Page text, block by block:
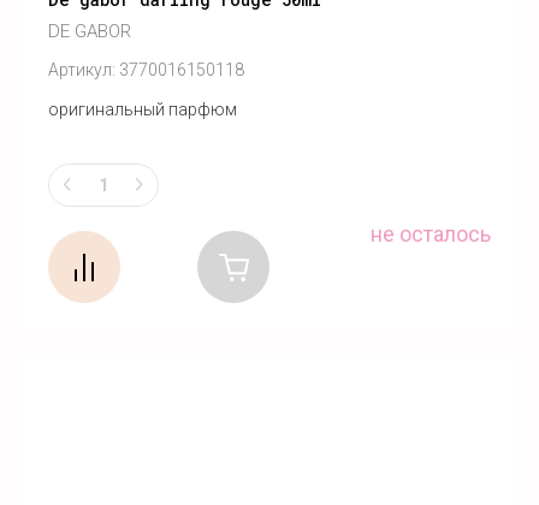
DE GABOR
Артикул: 3770016150118
оригинальный парфюм
не осталось